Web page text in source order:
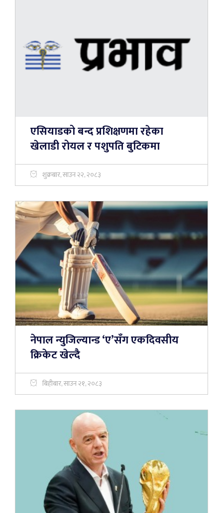
एसियाडको बन्द प्रशिक्षणमा रहेका
खेलाडी रोयल र पशुपति बुटिकमा
शुक्रबार, साउन २२, २०८३
नेपाल न्युजिल्यान्ड ‘ए’सँग एकदिवसीय
क्रिकेट खेल्दै
बिहीबार, साउन २१, २०८३